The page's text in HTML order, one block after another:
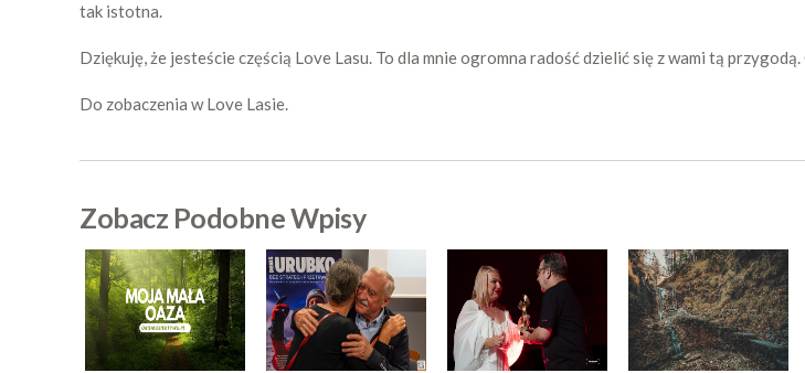
tak istotna.
Dziękuję, że jesteście częścią Love Lasu. To dla mnie ogromna radość dzielić się z wami tą
Do zobaczenia w Love Lasie.
Zobacz Podobne Wpisy